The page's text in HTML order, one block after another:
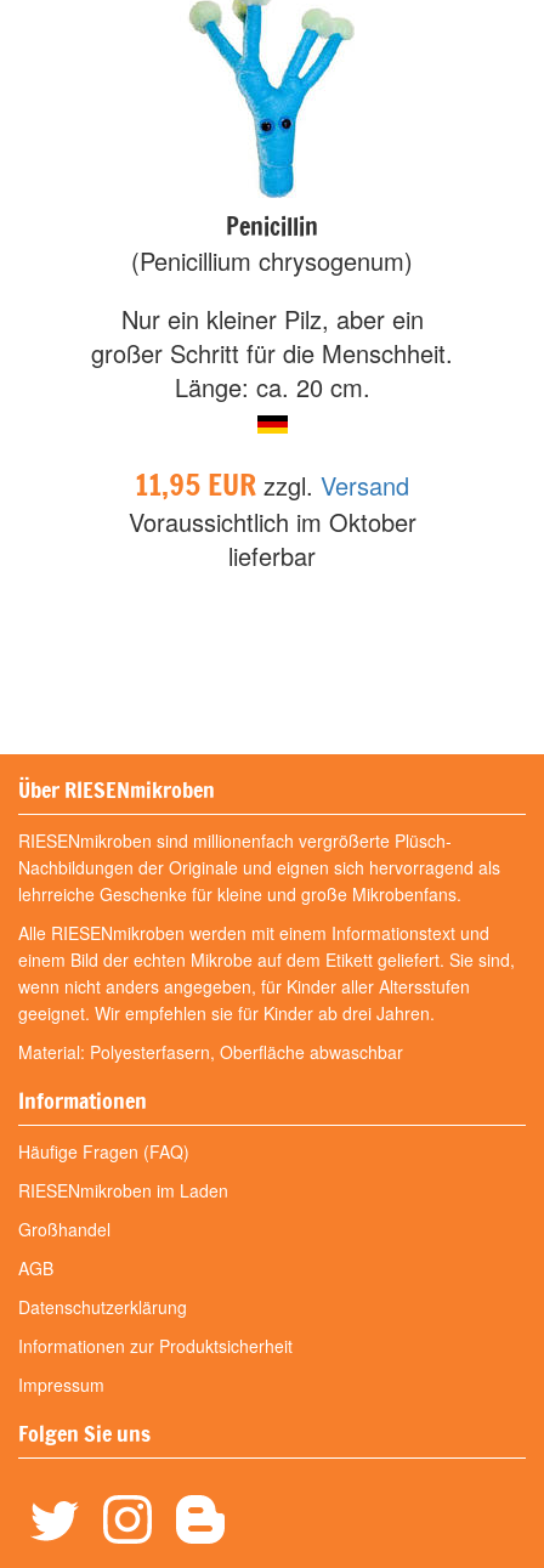
Penicillin
(Penicillium chrysogenum)
Nur ein kleiner Pilz, aber ein
großer Schritt für die Menschheit.
Länge: ca. 20 cm.
11,95 EUR zzgl. Versand
Voraussichtlich im Oktober
lieferbar
Über RIESENmikroben
RIESENmikroben sind millionenfach vergrößerte Plüsch-
Nachbildungen der Originale und eignen sich hervorragend als
lehrreiche Geschenke für kleine und große Mikrobenfans.
Alle RIESENmikroben werden mit einem Informationstext und
einem Bild der echten Mikrobe auf dem Etikett geliefert. Sie sind,
wenn nicht anders angegeben, für Kinder aller Altersstufen
geeignet. Wir empfehlen sie für Kinder ab drei Jahren.
Material: Polyesterfasern, Oberfläche abwaschbar
Informationen
Häufige Fragen (FAQ)
RIESENmikroben im Laden
Großhandel
AGB
Datenschutzerklärung
Informationen zur Produktsicherheit
Impressum
Folgen Sie uns